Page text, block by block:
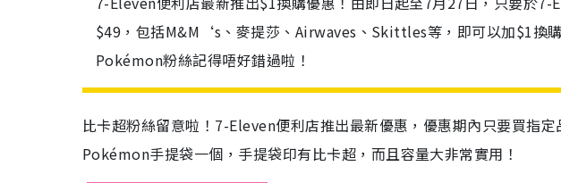
$49，包括M&M‘s、麥提莎、Airwaves、Skittles等，即可以加$1換
Pokémon粉絲記得唔好錯過啦！
比卡超粉絲留意啦！7-Eleven便利店推出最新優惠，優惠期內只要買指
Pokémon手提袋一個， 手提袋印有比卡超，而且容量大非常實用！